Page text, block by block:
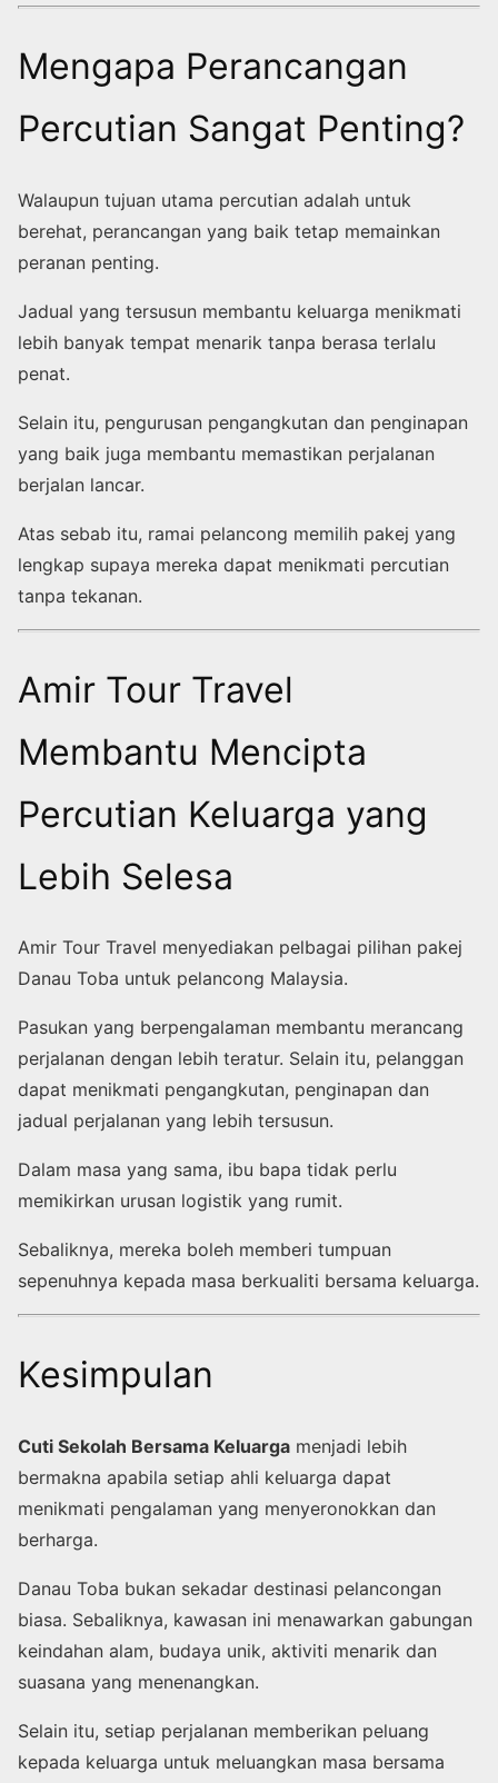
Mengapa Perancangan
Percutian Sangat Penting?
Walaupun tujuan utama percutian adalah untuk
berehat, perancangan yang baik tetap memainkan
peranan penting.
Jadual yang tersusun membantu keluarga menikmati
lebih banyak tempat menarik tanpa berasa terlalu
penat.
Selain itu, pengurusan pengangkutan dan penginapan
yang baik juga membantu memastikan perjalanan
berjalan lancar.
Atas sebab itu, ramai pelancong memilih pakej yang
lengkap supaya mereka dapat menikmati percutian
tanpa tekanan.
Amir Tour Travel
Membantu Mencipta
Percutian Keluarga yang
Lebih Selesa
Amir Tour Travel menyediakan pelbagai pilihan pakej
Danau Toba untuk pelancong Malaysia.
Pasukan yang berpengalaman membantu merancang
perjalanan dengan lebih teratur. Selain itu, pelanggan
dapat menikmati pengangkutan, penginapan dan
jadual perjalanan yang lebih tersusun.
Dalam masa yang sama, ibu bapa tidak perlu
memikirkan urusan logistik yang rumit.
Sebaliknya, mereka boleh memberi tumpuan
sepenuhnya kepada masa berkualiti bersama keluarga.
Kesimpulan
Cuti Sekolah Bersama Keluarga menjadi lebih
bermakna apabila setiap ahli keluarga dapat
menikmati pengalaman yang menyeronokkan dan
berharga.
Danau Toba bukan sekadar destinasi pelancongan
biasa. Sebaliknya, kawasan ini menawarkan gabungan
keindahan alam, budaya unik, aktiviti menarik dan
suasana yang menenangkan.
Selain itu, setiap perjalanan memberikan peluang
kepada keluarga untuk meluangkan masa bersama